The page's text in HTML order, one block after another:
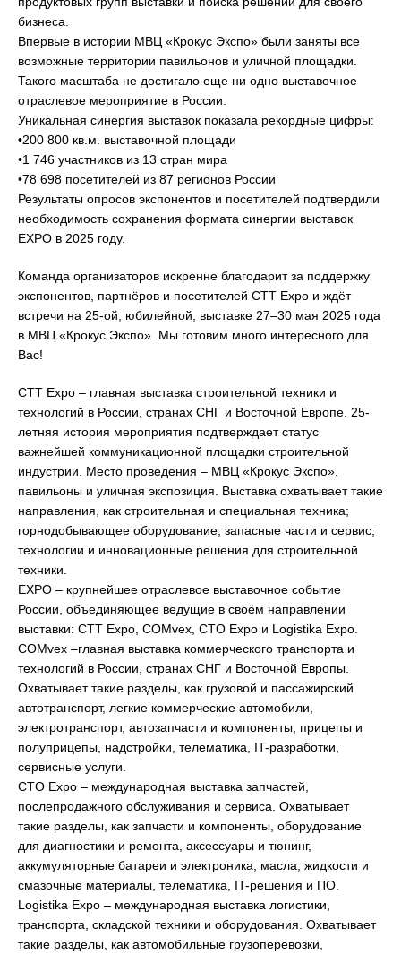
бизнеса.
Впервые в истории МВЦ «Крокус Экспо» были заняты все
возможные территории павильонов и уличной площадки.
Такого масштаба не достигало еще ни одно выставочное
отраслевое мероприятие в России.
Уникальная синергия выставок показала рекордные цифры:
•200 800 кв.м. выставочной площади
•1 746 участников из 13 стран мира
•78 698 посетителей из 87 регионов России
Результаты опросов экспонентов и посетителей подтвердили
необходимость сохранения формата синергии выставок
EXPO в 2025 году.
Команда организаторов искренне благодарит за поддержку
экспонентов, партнёров и посетителей CTT Expo и ждёт
встречи на 25-ой, юбилейной, выставке 27–30 мая 2025 года
в МВЦ «Крокус Экспо». Мы готовим много интересного для
Вас!
СТТ Expo – главная выставка строительной техники и
технологий в России, странах СНГ и Восточной Европе. 25-
летняя история мероприятия подтверждает статус
важнейшей коммуникационной площадки строительной
индустрии. Место проведения – МВЦ «Крокус Экспо»,
павильоны и уличная экспозиция. Выставка охватывает такие
направления, как строительная и специальная техника;
горнодобывающее оборудование; запасные части и сервис;
технологии и инновационные решения для строительной
техники.
EXPO – крупнейшее отраслевое выставочное событие
России, объединяющее ведущие в своём направлении
выставки: CTT Expo, COMvex, CTO Expo и Logistika Expo.
COMvex –главная выставка коммерческого транспорта и
технологий в России, странах СНГ и Восточной Европы.
Охватывает такие разделы, как грузовой и пассажирский
автотранспорт, легкие коммерческие автомобили,
электротранспорт, автозапчасти и компоненты, прицепы и
полуприцепы, надстройки, телематика, IT-разработки,
сервисные услуги.
СTO Expo – международная выставка запчастей,
послепродажного обслуживания и сервиса. Охватывает
такие разделы, как запчасти и компоненты, оборудование
для диагностики и ремонта, аксессуары и тюнинг,
аккумуляторные батареи и электроника, масла, жидкости и
смазочные материалы, телематика, IT-решения и ПО.
Logistika Expo – международная выставка логистики,
транспорта, складской техники и оборудования. Охватывает
такие разделы, как автомобильные грузоперевозки,